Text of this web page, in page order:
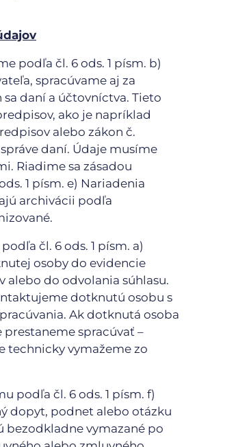
podľa čl. 6 ods. 1 písm. b)
spracúvame aj za
daní a účtovníctva. Tieto
ako je napríklad
alebo zákon č.
daní. Údaje musíme
Riadime sa zásadou
1 písm. e) Nariadenia
archivácii podľa
čl. 6 ods. 1 písm. a)
osoby do evidencie
alebo do odvolania súhlasu.
dotknutú osobu s
Ak dotknutá osoba
spracúvať –
technicky vymažeme zo
podľa čl. 6 ods. 1 písm. f)
dopyt, podnet alebo otázku
bezodkladne vymazané po